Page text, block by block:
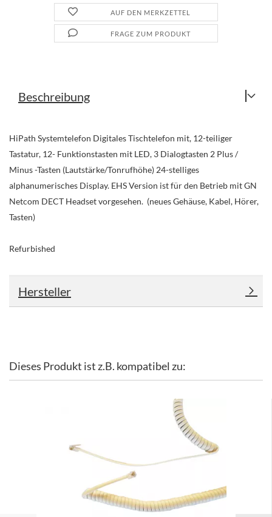
AUF DEN MERKZETTEL
FRAGE ZUM PRODUKT
Beschreibung
HiPath Systemtelefon Digitales Tischtelefon mit, 12-teiliger
Tastatur, 12- Funktionstasten mit LED, 3 Dialogtasten 2 Plus /
Minus -Tasten (Lautstärke/Tonrufhöhe) 24-stelliges
alphanumerisches Display. EHS Version ist für den Betrieb mit GN
Netcom DECT Headset vorgesehen. (neues Gehäuse, Kabel, Hörer,
Tasten)
Refurbished
Hersteller
Dieses Produkt ist z.B. kompatibel zu: